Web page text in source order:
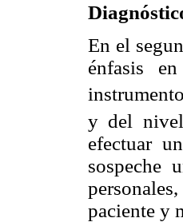
En el
énfasis
y del nivel
efectuar
sospeche
paciente y